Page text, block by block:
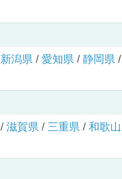
新潟県/ 愛知県/ 静岡県
/ 滋賀県/ 三重県/ 和歌